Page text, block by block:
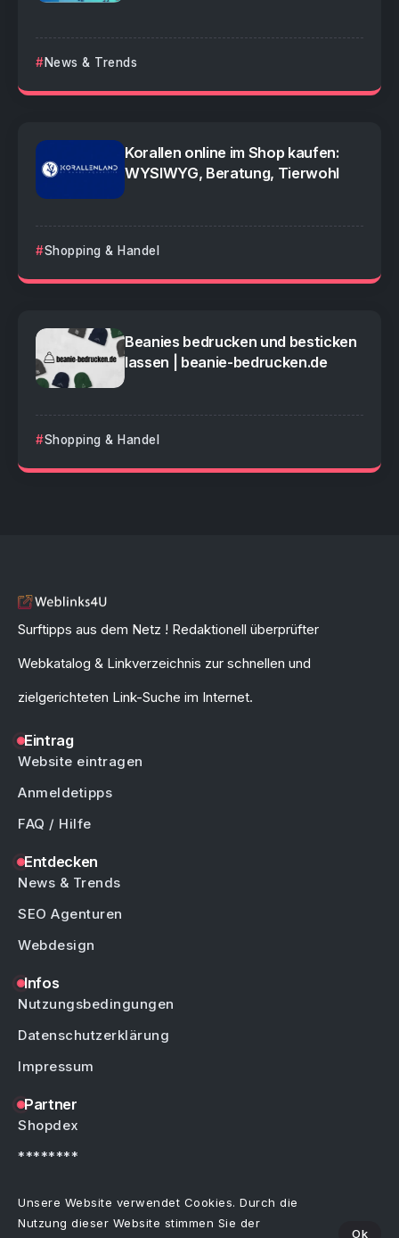
News & Trends
Korallen online im Shop kaufen:
WYSIWYG, Beratung, Tierwohl
Shopping & Handel
Beanies bedrucken und besticken
lassen | beanie-bedrucken.de
Shopping & Handel
Surftipps aus dem Netz ! Redaktionell überprüfter
Webkatalog & Linkverzeichnis zur schnellen und
zielgerichteten Link-Suche im Internet.
Eintrag
Website eintragen
Anmeldetipps
FAQ / Hilfe
Entdecken
News & Trends
SEO Agenturen
Webdesign
Infos
Nutzungsbedingungen
Datenschutzerklärung
Impressum
Partner
Shopdex
********
Unsere Website verwendet Cookies. Durch die
Nutzung dieser Website stimmen Sie der
Ok